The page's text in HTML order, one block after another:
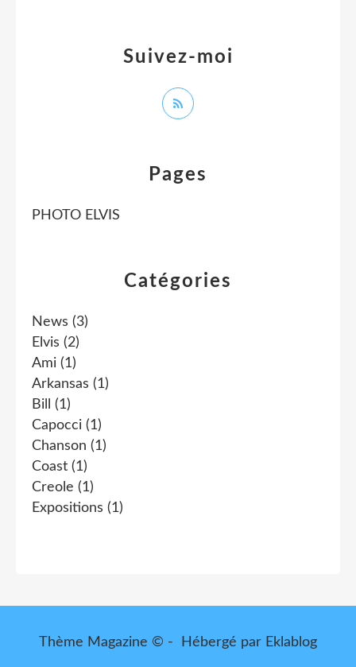
Catégories
News (3)
Elvis (2)
Ami (1)
Arkansas (1)
Bill
(1)
Capocci (1)
Chanson (1)
Coast (1)
Creole (1)
Expositions (1)
Pages
PHOTO ELVIS
Suivez-moi
Thème Magazine © - Hébergé par Eklablog